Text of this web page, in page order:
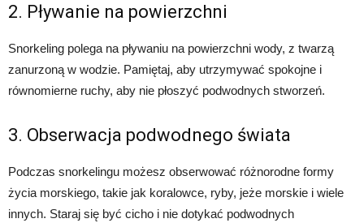
2. Pływanie na powierzchni
Snorkeling polega na pływaniu na powierzchni wody, z twarzą
zanurzoną w wodzie. Pamiętaj, aby utrzymywać spokojne i
równomierne ruchy, aby nie płoszyć podwodnych stworzeń.
3. Obserwacja podwodnego świata
Podczas snorkelingu możesz obserwować różnorodne formy
życia morskiego, takie jak koralowce, ryby, jeże morskie i wiele
innych. Staraj się być cicho i nie dotykać podwodnych